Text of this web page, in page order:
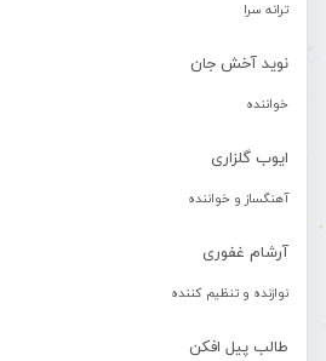
ترانه سرا
نوید آخش جان
خواننده
ایوب گلزاری
آهنگساز و خواننده
آرشام غفوری
نوازنده و تنظیم کننده
طالب پیل افکن